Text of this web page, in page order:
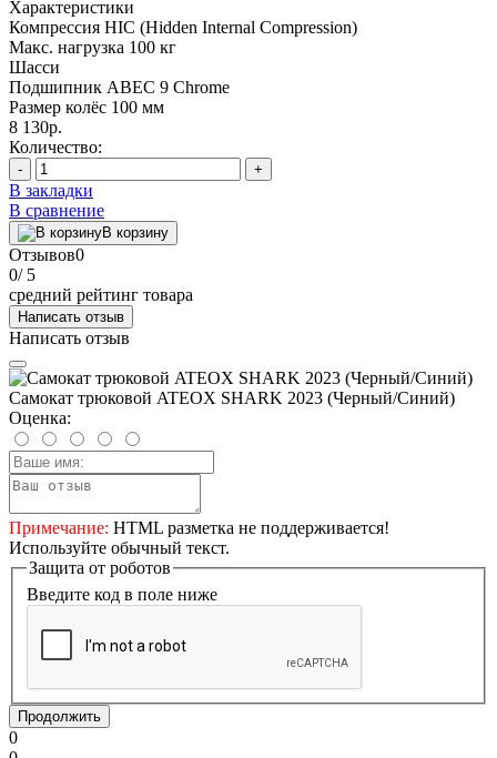
Характеристики
Компрессия HIC (Hidden Internal Compression)
Макс. нагрузка 100 кг
Шасси
Подшипник ABEC 9 Chrome
Размер колёс 100 мм
8 130р.
Количество:
- +
В закладки
В сравнение
В корзину
Отзывов0
0/ 5
средний рейтинг товара
Написать отзыв
Написать отзыв
Самокат трюковой ATEOX SHARK 2023 (Черный/Синий)
Оценка:
Примечание: HTML разметка не поддерживается!
Используйте обычный текст.
Защита от роботов
Введите код в поле ниже
Продолжить
0